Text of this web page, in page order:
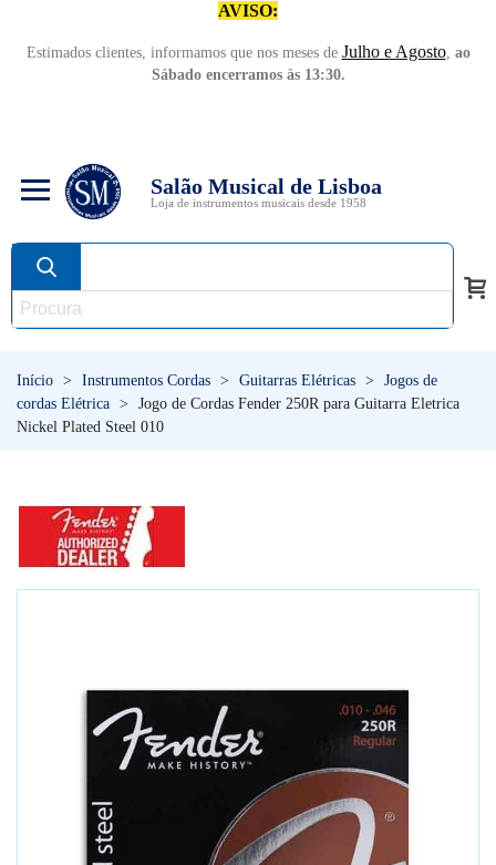
AVISO:
Estimados clientes, informamos que nos meses de Julho e Agosto, ao
Sábado encerramos às 13:30.
Salão Musical de Lisboa
Loja de instrumentos musicais desde 1958
Início > Instrumentos Cordas > Guitarras Elétricas >
Jogos de
cordas Elétrica >
Jogo de Cordas Fender 250R para Guitarra Eletrica
Nickel Plated Steel 010